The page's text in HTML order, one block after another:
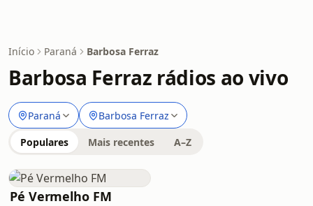
Início Paraná Barbosa Ferraz
Barbosa Ferraz rádios ao vivo
Paraná Barbosa Ferraz
Populares Mais recentes A–Z
Pé Vermelho FM